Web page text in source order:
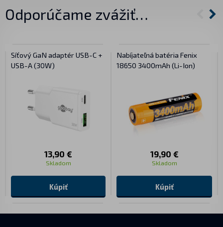
Odporúčame zvážiť…
Síťový GaN adaptér USB-C +
USB-A (30W)
13,90 €
Skladom
Kúpiť
Nabíjateľná batéria Fenix
18650 3400mAh (Li-Ion)
19,90 €
Skladom
Kúpiť